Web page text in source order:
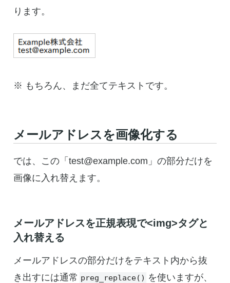
ります。
※ もちろん、まだ全てテキストです。
メールアドレスを画像化する
では、この「test@example.com」の部分だけを
画像に入れ替えます。
メールアドレスを正規表現で<img>タグと
入れ替える
メールアドレスの部分だけをテキスト内から抜
き出すには通常 preg_replace() を使いますが、